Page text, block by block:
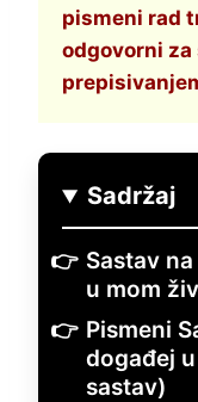
pismeni rad
odgovorni
Sadržaj
Sastav
u mom
Pismeni
događej
sastav)